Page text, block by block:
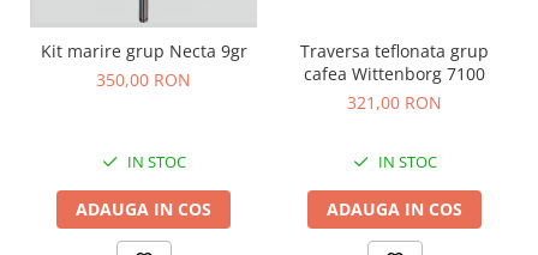
Kit marire grup Necta 9gr
350,00 RON
IN STOC
ADAUGA IN COS
Traversa teflonata grup
cafea Wittenborg 7100
321,00 RON
IN STOC
ADAUGA IN COS